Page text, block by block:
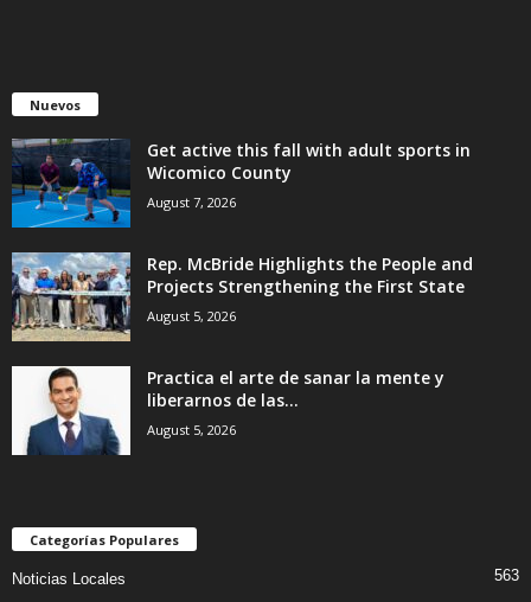
Nuevos
Get active this fall with adult sports in
Wicomico County
August 7, 2026
Rep. McBride Highlights the People and
Projects Strengthening the First State
August 5, 2026
Practica el arte de sanar la mente y
liberarnos de las...
August 5, 2026
Categorías Populares
Noticias Locales 563